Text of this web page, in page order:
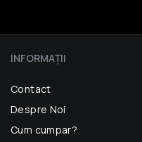
INFORMAŢII
Contact
Despre Noi
Cum cumpar?